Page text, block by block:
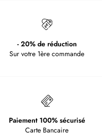
- 20% de réduction
Sur votre 1ère commande
Paiement 100% sécurisé
Carte Bancaire